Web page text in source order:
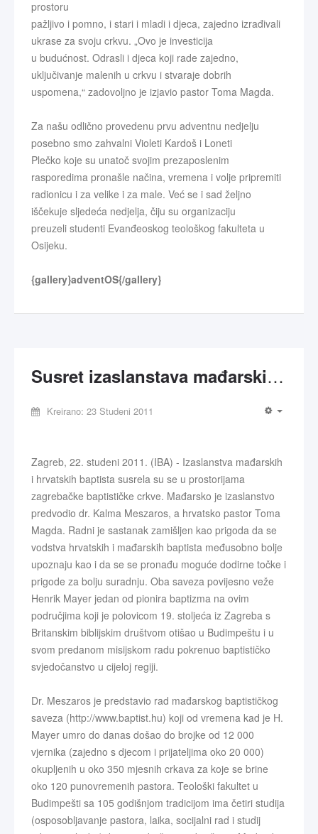
prostoru
pažljivo i pomno, i stari i mladi i djeca, zajedno izrađivali
ukrase za svoju crkvu. „Ovo je investicija
u budućnost. Odrasli i djeca koji rade zajedno,
uključivanje malenih u crkvu i stvaraje dobrih
uspomena,“ zadovoljno je izjavio pastor Toma Magda.
Za našu odlično provedenu prvu adventnu nedjelju
posebno smo zahvalni Violeti Kardoš i Loneti
Plečko koje su unatoč svojim prezaposlenim
rasporedima pronašle načina, vremena i volje pripremiti
radionicu i za velike i za male. Već se i sad željno
iščekuje sljedeća nedjelja, čiju su organizaciju
preuzeli studenti Evanđeoskog teološkog fakulteta u
Osijeku.
{gallery}adventOS{/gallery}
Susret izaslanstava mađarskih i hrvatskih baptista
Kreirano: 23 Studeni 2011
Zagreb, 22. studeni 2011. (IBA) - Izaslanstva mađarskih
i hrvatskih baptista susrela su se u prostorijama
zagrebačke baptističke crkve. Mađarsko je izaslanstvo
predvodio dr. Kalma Meszaros, a hrvatsko pastor Toma
Magda. Radni je sastanak zamišljen kao prigoda da se
vodstva hrvatskih i mađarskih baptista međusobno bolje
upoznaju kao i da se se pronađu moguće dodirne točke i
prigode za bolju suradnju. Oba saveza povijesno veže
Henrik Mayer jedan od pionira baptizma na ovim
područjima koji je polovicom 19. stoljeća iz Zagreba s
Britanskim biblijskim društvom otišao u Budimpeštu i u
svom predanom misijskom radu pokrenuo baptističko
svjedočanstvo u cijeloj regiji.
Dr. Meszaros je predstavio rad mađarskog baptističkog
saveza (http://www.baptist.hu) koji od vremena kad je H.
Mayer umro do danas došao do brojke od 12 000
vjernika (zajedno s djecom i prijateljima oko 20 000)
okupljenih u oko 350 mjesnih crkava za koje se brine
oko 120 punovremenih pastora. Teološki fakultet u
Budimpešti sa 105 godišnjom tradicijom ima četiri studija
(osposobljavanje pastora, laika, socijalni rad i studij